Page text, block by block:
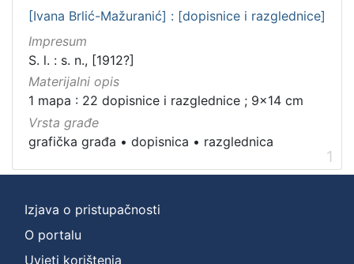
[Ivana Brlić-Mažuranić] : [dopisnice i razglednice]
Impresum
S. l. : s. n., [1912?]
Materijalni opis
1 mapa : 22 dopisnice i razglednice ; 9x14 cm
Vrsta građe
grafička građa • dopisnica • razglednica
1
Izjava o pristupačnosti
O portalu
Uvjeti korištenja